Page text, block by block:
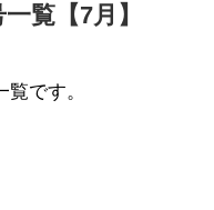
覧【7月】
です。